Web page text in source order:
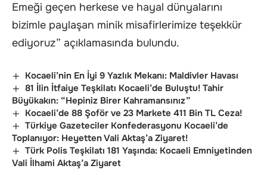
Emeği geçen herkese ve hayal dünyalarını
bizimle paylaşan minik misafirlerimize teşekkür
ediyoruz” açıklamasında bulundu.
Kocaeli’nin En İyi 9 Yazlık Mekanı: Maldivler Havası
81 İlin İtfaiye Teşkilatı Kocaeli’de Buluştu! Tahir
Büyükakın: “Hepiniz Birer Kahramansınız”
Kocaeli’de 88 Şoför ve 23 Markete 411 Bin TL Ceza!
Türkiye Gazeteciler Konfederasyonu Kocaeli’de
Toplanıyor: Heyetten Vali Aktaş’a Ziyaret!
Türk Polis Teşkilatı 181 Yaşında: Kocaeli Emniyetinden
Vali İlhami Aktaş’a Ziyaret